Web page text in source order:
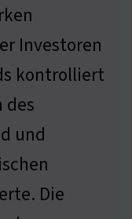
Investoren
kontrolliert
des
und
Die